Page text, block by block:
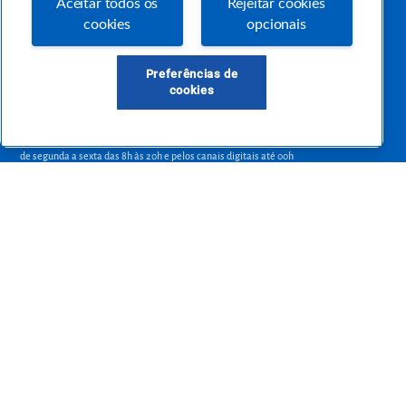
empreendedora.
atendimentosebraepr@pr.sebrae.com.br
de segunda a sexta das 8h às 20h e pelos canais digitais até 00h
Aceitar todos os
cookies
Rejeitar cookies
opcionais
Preferências de
cookies